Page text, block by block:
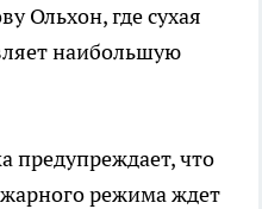
Ольхон, где сухая
наибольшую
предупреждает, что
режима ждет